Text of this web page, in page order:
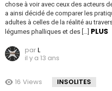
chose à voir avec ceux des acteurs
a ainsi décidé de comparer les
adultes à celles de la réalité au
légumes phalliques et des […] PLUS
parL
il y a 13 ans
16 Views INSOLITES